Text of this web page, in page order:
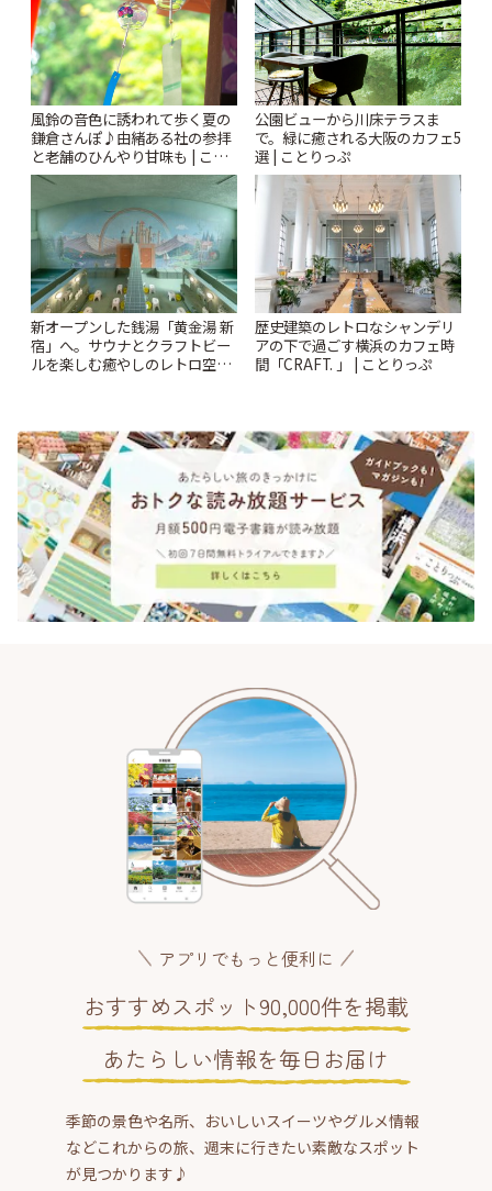
風鈴の音色に誘われて歩く夏の
鎌倉さんぽ♪由緒ある社の参拝
と老舗のひんやり甘味も | こと
りっぷ
公園ビューから川床テラスま
で。緑に癒される大阪のカフェ5
選 | ことりっぷ
新オープンした銭湯「黄金湯 新
宿」へ。サウナとクラフトビー
ルを楽しむ癒やしのレトロ空間
歴史建築のレトロなシャンデリ
アの下で過ごす横浜のカフェ時
間「CRAFT. 」 | ことりっぷ
アプリでもっと便利に
おすすめスポット90,000件を掲載
あたらしい情報を毎日お届け
季節の景色や名所、おいしいスイーツやグルメ情報
などこれからの旅、週末に行きたい素敵なスポット
が見つかります♪